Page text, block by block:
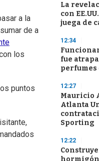
a la
de a
los
puntos
La
con
juega de
12:34
fue
perfumes
12:27
Mauricio
Atlanta
Sporting
12:22